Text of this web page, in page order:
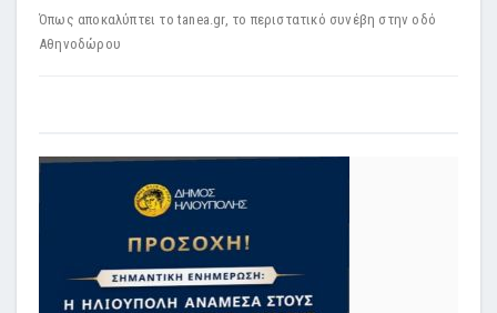
Όπως αποκαλύπτει το tanea.gr, το περιστατικό συνέβη στην οδό
Αθηνοδώρου